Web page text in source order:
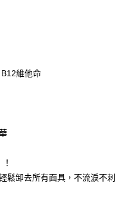
費
費
費
費
維他命
鬆卸去所有面具，不流淚不刺